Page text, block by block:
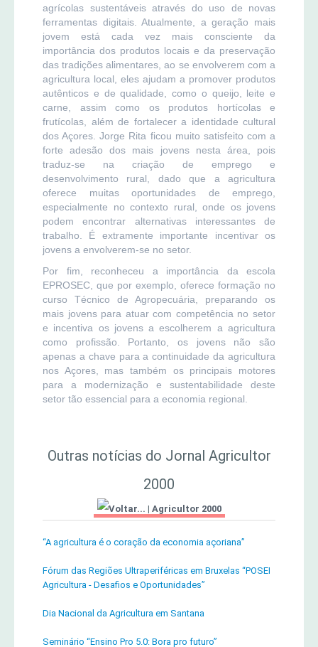
agrícolas sustentáveis através do uso de novas
ferramentas digitais. Atualmente, a geração mais
jovem está cada vez mais consciente da
importância dos produtos locais e da preservação
das tradições alimentares, ao se envolverem com a
agricultura local, eles ajudam a promover produtos
autênticos e de qualidade, como o queijo, leite e
carne, assim como os produtos hortícolas e
frutícolas, além de fortalecer a identidade cultural
dos Açores. Jorge Rita ficou muito satisfeito com a
forte adesão dos mais jovens nesta área, pois
traduz-se na criação de emprego e
desenvolvimento rural, dado que a agricultura
oferece muitas oportunidades de emprego,
especialmente no contexto rural, onde os jovens
podem encontrar alternativas interessantes de
trabalho. É extramente importante incentivar os
jovens a envolverem-se no setor.
Por fim, reconheceu a importância da escola
EPROSEC, que por exemplo, oferece formação no
curso Técnico de Agropecuária, preparando os
mais jovens para atuar com competência no setor
e incentiva os jovens a escolherem a agricultura
como profissão. Portanto, os jovens não são
apenas a chave para a continuidade da agricultura
nos Açores, mas também os principais motores
para a modernização e sustentabilidade deste
setor tão essencial para a economia regional.
Outras notícias do Jornal Agricultor
2000
| Agricultor 2000
“A agricultura é o coração da economia açoriana”
Fórum das Regiões Ultraperiféricas em Bruxelas “POSEI
Agricultura - Desafios e Oportunidades”
Dia Nacional da Agricultura em Santana
Seminário “Ensino Pro 5.0: Bora pro futuro”